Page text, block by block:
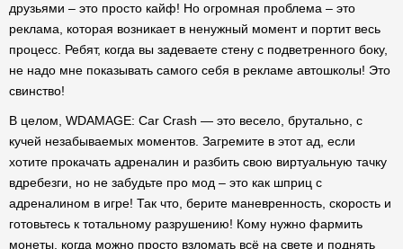
друзьями – это просто кайф! Но огромная проблема – это
реклама, которая возникает в ненужный момент и портит весь
процесс. Ребят, когда вы задеваете стену с подветренного боку,
не надо мне показывать самого себя в рекламе автошколы! Это
свинство!
В целом, WDAMAGE: Car Crash — это весело, брутально, с
кучей незабываемых моментов. Загремите в этот ад, если
хотите прокачать адреналин и разбить свою виртуальную тачку
вдребезги, но не забудьте про мод – это как шприц с
адреналином в игре! Так что, берите маневренность, скорость и
готовьтесь к тотальному разрушению! Кому нужно фармить
монеты, когда можно просто взломать всё на свете и поднять